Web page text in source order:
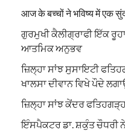
आज के बच्चों ने भविष्य में एक
ਗੁਰਮੁਖੀ ਕੈਲੀਗ੍ਰਾਫੀ ਇੱਕ
ਆਤਮਿਕ ਅਨੁਭਵ
ਜ਼ਿਲ੍ਹਾ ਸਾਂਝ ਸੁਸਾਇਟੀ
ਖਾਲਸਾ ਦੀਵਾਨ ਵਿਖੇ ਪੌਦੇ
ਜ਼ਿਲ੍ਹਾ ਸਾਂਝ ਕੇਂਦਰ
ਇੰਸਪੈਕਟਰ ਡਾ. ਸ਼ਕੁੰਤ ਚੌਧਰੀ